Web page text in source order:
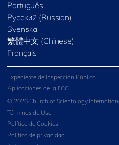
Português
Русский (Russian)
Svenska
繁體中文 (Chinese)
Français
Expediente de Inspección Pública
Aplicaciones de la FCC
© 2026 Church of Scientology
Términos de Uso
Política de Cookies
Política de privacidad